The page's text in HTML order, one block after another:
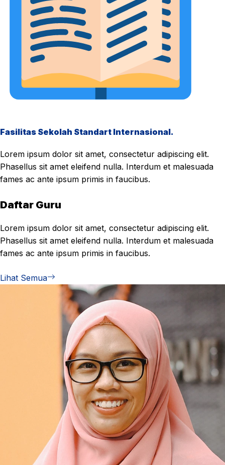
Fasilitas Sekolah Standart Internasional.
Lorem ipsum dolor sit amet, consectetur adipiscing elit.
Phasellus sit amet eleifend nulla. Interdum et malesuada
fames ac ante ipsum primis in faucibus.
Daftar Guru
Lorem ipsum dolor sit amet, consectetur adipiscing elit.
Phasellus sit amet eleifend nulla. Interdum et malesuada
fames ac ante ipsum primis in faucibus.
Lihat Semua